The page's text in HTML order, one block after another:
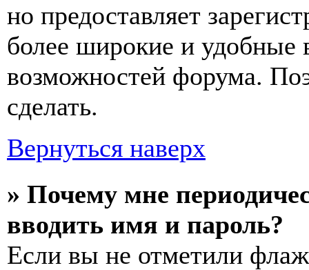
но предоставляет
более широкие и удобные
возможностей форума.
сделать.
Вернуться наверх
» Почему мне
вводить имя и пароль?
Если вы не отметили